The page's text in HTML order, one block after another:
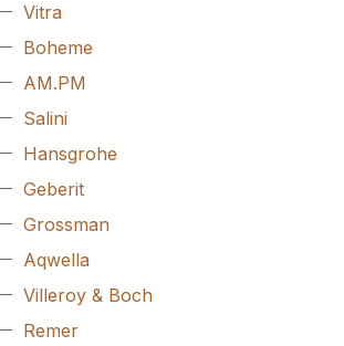
Vitra
Boheme
AM.PM
Salini
Hansgrohe
Geberit
Grossman
Aqwella
Villeroy & Boch
Remer